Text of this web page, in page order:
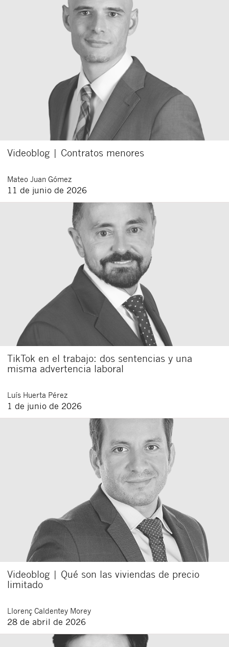
Videoblog | Contratos menores
Mateo Juan Gómez
11 de junio de 2026
TikTok en el trabajo: dos sentencias y una
misma advertencia laboral
Luís Huerta Pérez
1 de junio de 2026
Videoblog | Qué son las viviendas de precio
limitado
Llorenç Caldentey Morey
28 de abril de 2026